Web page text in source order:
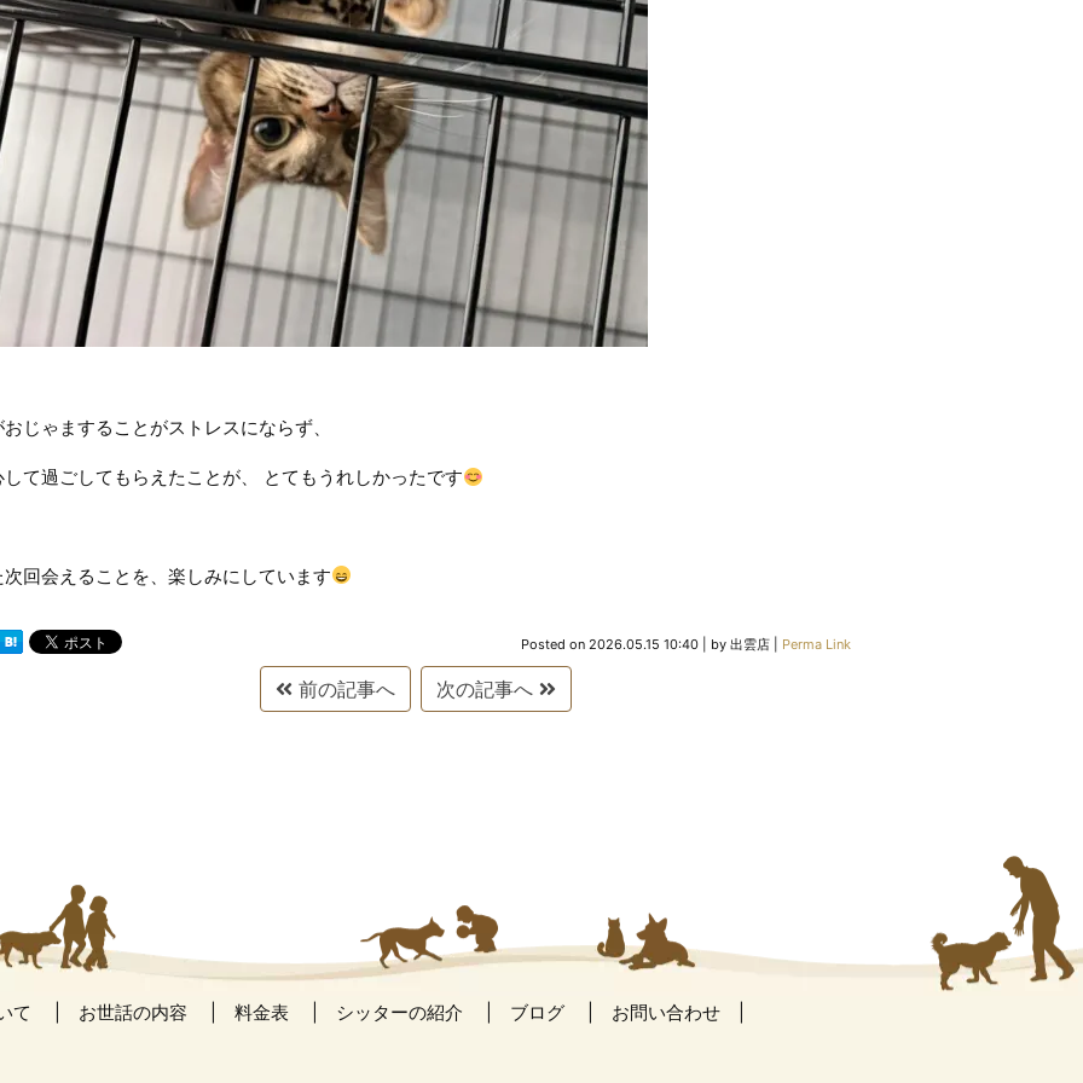
じゃますることがストレスにならず、
して過ごしてもらえたことが、 とてもうれしかったです
次回会えることを、楽しみにしています
Posted on 2026.05.15 10:40 by 出雲店 Perma Link
前の記事へ 次の記事へ
て お世話の内容 料金表 シッターの紹介 ブログ お問い合わせ